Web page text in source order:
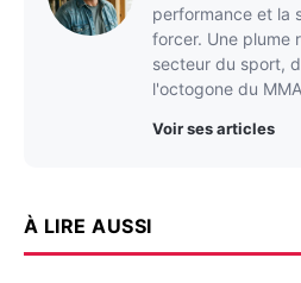
performance et la
forcer. Une plume
secteur du sport,
l'octogone du
Voir ses articles
À LIRE AUSSI